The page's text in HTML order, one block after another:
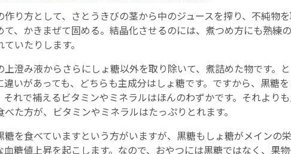
り方として、さとうきびの茎から中のジュースを搾り、不純物を
、かきまぜて固める。結晶化させるのには、煮つめ方にも熟練の
いたりします。
上澄み液からさらにしょ糖以外を取り除いて、煮詰めた物です。
違いがあっても、どちらも主成分はしょ糖です。ですから、黒糖を
それで補えるビタミンやミネラルはほんのわずかです。それより
た方が、ビタミンやミネラルはたっぷりとれます。
糖を食べていますという方がいますが、黒糖もしょ糖がメインの
血糖値上昇を起こします。なので、おやつには黒糖ではなく、果